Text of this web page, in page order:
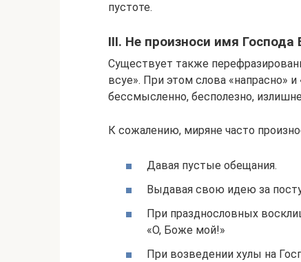
пустоте.
III. Не произноси имя Господа
Существует также
всуе». При этом слова «напрасно»
бессмысленно, бесполезно,
К сожалению, миряне часто
Давая пустые обещания.
Выдавая свою идею за
При празднословных
«О, Боже мой!»
При возведении хулы на